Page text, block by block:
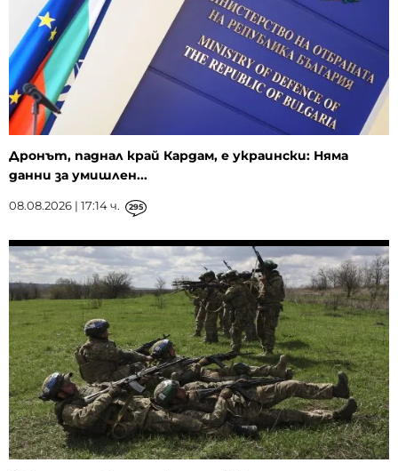
Дронът, паднал край Кардам, е украински: Няма
данни за умишлен...
08.08.2026 | 17:14 ч. 295